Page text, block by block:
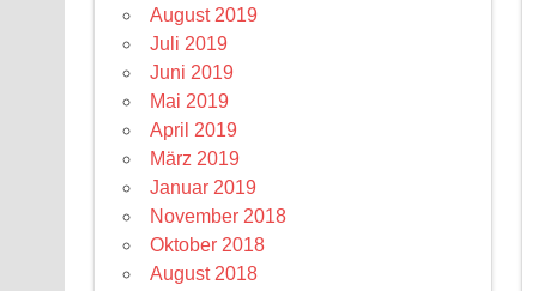
August 2019
Juli 2019
Juni 2019
Mai 2019
April 2019
März 2019
Januar 2019
November 2018
Oktober 2018
August 2018